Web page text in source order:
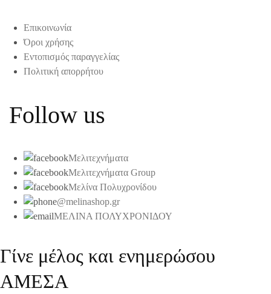
Επικοινωνία
Όροι χρήσης
Εντοπισμός παραγγελίας
Πολιτική απορρήτου
Follow us
Μελιτεχνήματα
Μελιτεχνήματα Group
Μελίνα Πολυχρονίδου
@melinashop.gr
ΜΕΛΙΝΑ ΠΟΛΥΧΡΟΝΙΔΟΥ
Γίνε μέλος και ενημερώσου
ΑΜΕΣΑ